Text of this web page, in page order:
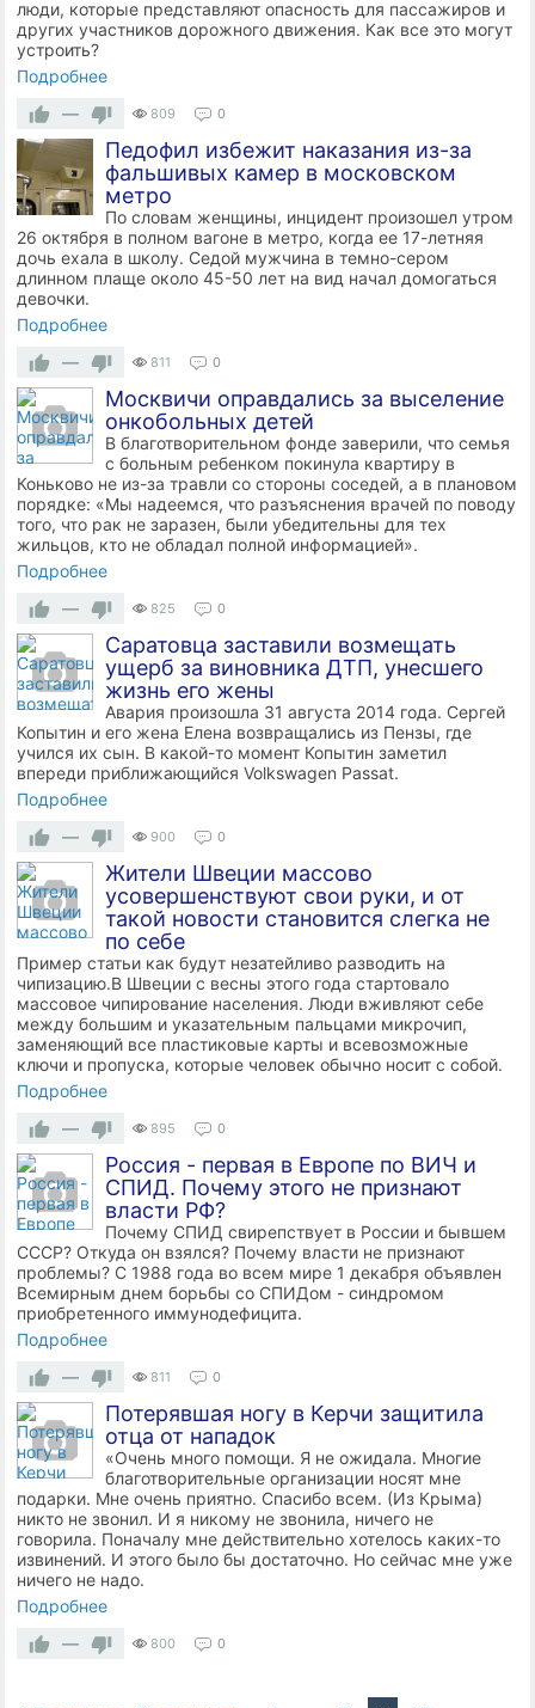
люди, которые представляют опасность для пассажиров и
других участников дорожного движения. Как все это могут
устроить?
Подробнее
—
809 0
Педофил избежит наказания из-за
фальшивых камер в московском
метро
По словам женщины, инцидент произошел утром
26 октября в полном вагоне в метро, когда ее 17-летняя
дочь ехала в школу. Седой мужчина в темно-сером
длинном плаще около 45-50 лет на вид начал домогаться
девочки.
Подробнее
—
811 0
Москвичи оправдались за выселение
онкобольных детей
В благотворительном фонде заверили, что семья
с больным ребенком покинула квартиру в
Коньково не из-за травли со стороны соседей, а в плановом
порядке: «Мы надеемся, что разъяснения врачей по поводу
того, что рак не заразен, были убедительны для тех
жильцов, кто не обладал полной информацией».
Подробнее
—
825 0
Саратовца заставили возмещать
ущерб за виновника ДТП, унесшего
жизнь его жены
Авария произошла 31 августа 2014 года. Сергей
Копытин и его жена Елена возвращались из Пензы, где
учился их сын. В какой-то момент Копытин заметил
впереди приближающийся Volkswagen Passat.
Подробнее
—
900 0
Жители Швеции массово
усовершенствуют свои руки, и от
такой новости становится слегка не
по себе
Пример статьи как будут незатейливо разводить на
чипизацию.В Швеции с весны этого года стартовало
массовое чипирование населения. Люди вживляют себе
между большим и указательным пальцами микрочип,
заменяющий все пластиковые карты и всевозможные
ключи и пропуска, которые человек обычно носит с собой.
Подробнее
—
895 0
Россия - первая в Европе по ВИЧ и
СПИД. Почему этого не признают
власти РФ?
Почему СПИД свирепствует в России и бывшем
СССР? Откуда он взялся? Почему власти не признают
проблемы? С 1988 года во всем мире 1 декабря объявлен
Всемирным днем борьбы со СПИДом - синдромом
приобретенного иммунодефицита.
Подробнее
—
811 0
Потерявшая ногу в Керчи защитила
отца от нападок
«Очень много помощи. Я не ожидала. Многие
благотворительные организации носят мне
подарки. Мне очень приятно. Спасибо всем. (Из Крыма)
никто не звонил. И я никому не звонила, ничего не
говорила. Поначалу мне действительно хотелось каких-то
извинений. И этого было бы достаточно. Но сейчас мне уже
ничего не надо.
Подробнее
—
800 0